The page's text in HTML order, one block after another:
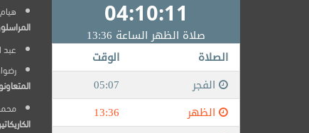
عبد
الكاريكاتير